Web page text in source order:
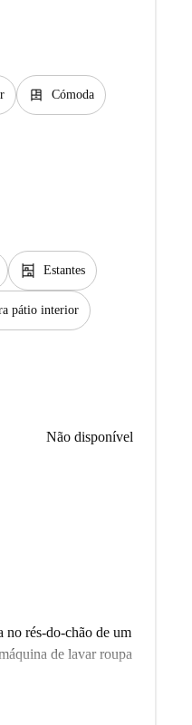
dresser Cómoda
shelves Estantes
pátio interior
Não disponível
rés-do-chão de um
de lavar roupa